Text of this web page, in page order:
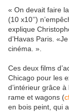
« On devait faire
(10 x10’’)
explique
d’Havas Paris.
cinéma. ».
Ces deux films
Chicago pour les
d’intérieur grâce
rame et wagons (
en bois peint, qui